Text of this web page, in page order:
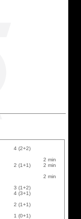
4 (2+2)
2 min
2 (1+1)
2 min
2 min
3 (1+2)
4 (3+1)
2 (1+1)
1 (0+1)